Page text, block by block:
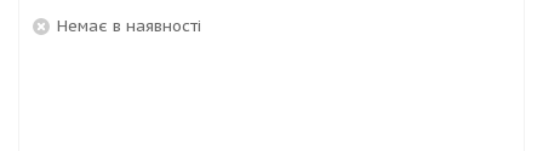
Немає в наявності